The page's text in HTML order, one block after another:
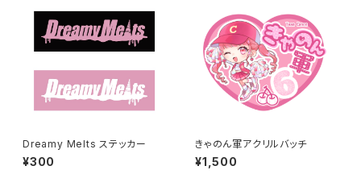
Dreamy Melts ステッカー
¥300
きゃのん軍アクリルバッチ
¥1,500